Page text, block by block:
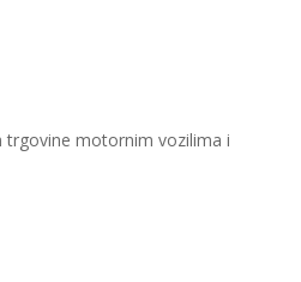
trgovine motornim vozilima i